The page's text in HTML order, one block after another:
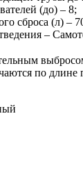
(до) – 8;
сброса (л) –
–
по длине